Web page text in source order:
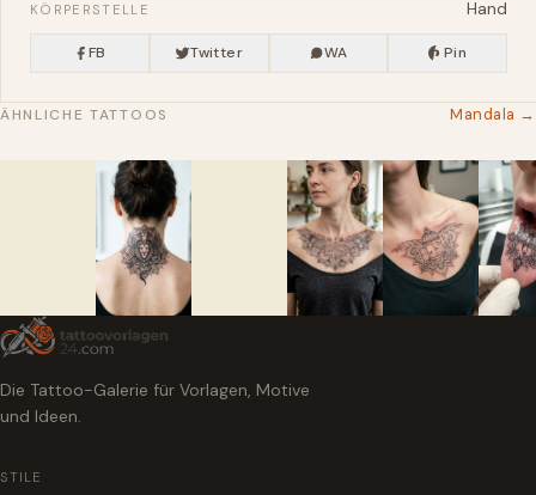
KÖRPERSTELLE Hand
FB Twitter WA Pin
ÄHNLICHE TATTOOS Mandala →
Die Tattoo-Galerie für Vorlagen, Motive
und Ideen.
STILE